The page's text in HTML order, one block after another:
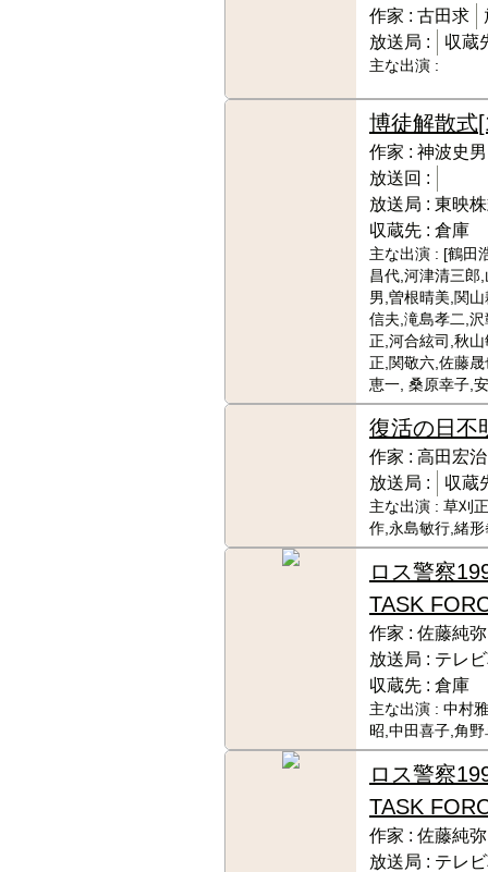
作家 : 古田求
放送局 :
収蔵
主な出演 :
博徒解散式
作家 : 神波史
放送回 :
放送局 : 東映
収蔵先 : 倉庫
主な出演 : [鶴田
昌代,河津清三郎
男,曽根晴美,関
信夫,滝島孝二,
正,河合絃司,秋
正,関敬六,佐藤
恵一, 桑原幸子,安
復活の日不
作家 : 高田宏治
放送局 :
収蔵
主な出演 : 草刈
作,永島敏行,緒形
ロス警察
TASK
作家 : 佐藤純弥
放送局 : テレ
収蔵先 : 倉庫
主な出演 : 中村
昭,中田喜子,角
ロス警察
TASK
作家 : 佐藤純弥
放送局 : テレ